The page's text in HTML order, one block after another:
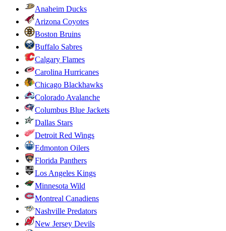
Anaheim Ducks
Arizona Coyotes
Boston Bruins
Buffalo Sabres
Calgary Flames
Carolina Hurricanes
Chicago Blackhawks
Colorado Avalanche
Columbus Blue Jackets
Dallas Stars
Detroit Red Wings
Edmonton Oilers
Florida Panthers
Los Angeles Kings
Minnesota Wild
Montreal Canadiens
Nashville Predators
New Jersey Devils